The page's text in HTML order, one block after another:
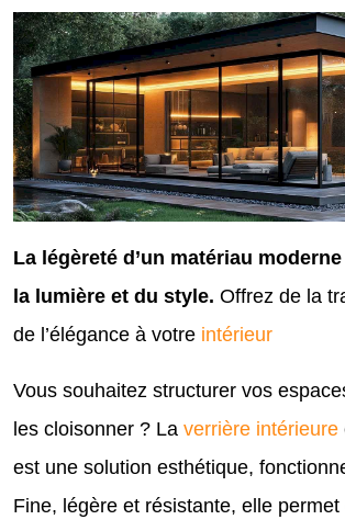
La légèreté d’un matériau
la lumière et du style. Offrez de la
de l’élégance à votre intérieur
Vous souhaitez structurer vos
les cloisonner ? La verrière intérieure
est une solution esthétique,
Fine, légère et résistante, elle